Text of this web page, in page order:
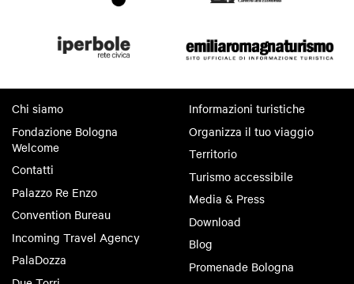
Chi siamo
Fondazione Bologna
Welcome
Contatti
Palazzo Re Enzo
Convention Bureau
Incoming Travel Agency
PalaDozza
Informazioni turistiche
Organizza il tuo viaggio
Territorio
Turismo accessibile
Media & Press
Download
Blog
Promenade Bologna